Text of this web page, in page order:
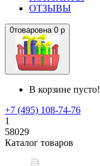
ОТЗЫВЫ
0товаровна 0 р
В корзине пусто!
+7 (495) 108-74-76
1
58029
Каталог товаров